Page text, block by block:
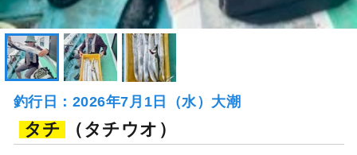
釣行日：2026年7月1日（水）大潮
タチ （タチウオ）